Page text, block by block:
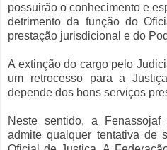
possuirão o conhecimento e
detrimento da função do
prestação jurisdicional e do
A extinção do cargo pelo
um retrocesso para a
depende dos bons serviços
Neste sentido, a
admite qualquer tentativa de